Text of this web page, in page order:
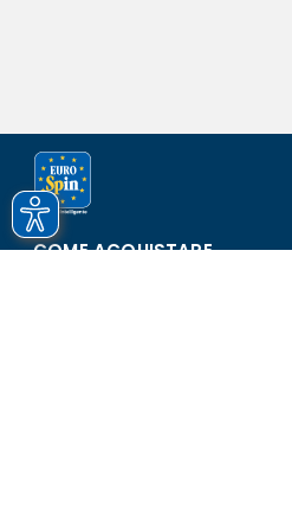
COME ACQUISTARE